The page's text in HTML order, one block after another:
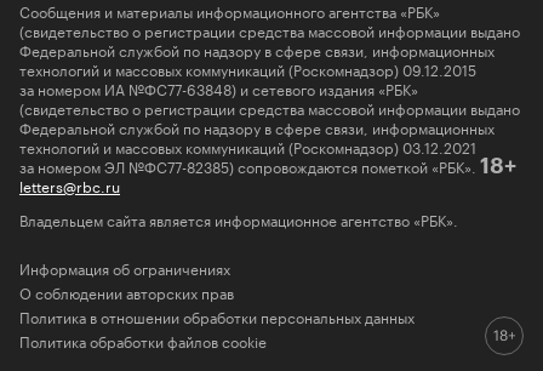
Сообщения и материалы информационного агентства «РБК»
(свидетельство о регистрации средства массовой информации выдано
Федеральной службой по надзору в сфере связи, информационных
технологий и массовых коммуникаций (Роскомнадзор) 09.12.2015
за номером ИА №ФС77-63848) и сетевого издания «РБК»
(свидетельство о регистрации средства массовой информации выдано
Федеральной службой по надзору в сфере связи, информационных
технологий и массовых коммуникаций (Роскомнадзор) 03.12.2021
за номером ЭЛ №ФС77-82385) сопровождаются пометкой «РБК». 18+
letters@rbc.ru
Владельцем сайта является информационное агентство «РБК».
Информация об ограничениях
О соблюдении авторских прав
Политика в отношении обработки персональных данных
Политика обработки файлов cookie